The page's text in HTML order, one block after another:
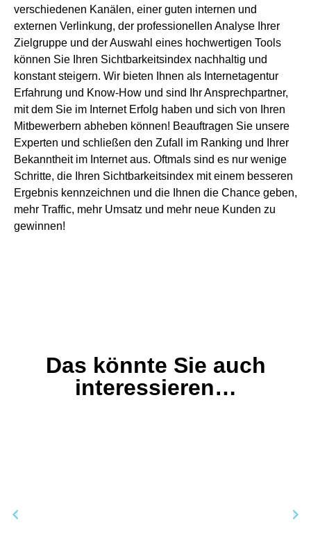
verschiedenen Kanälen, einer guten internen und
externen Verlinkung, der professionellen Analyse Ihrer
Zielgruppe und der Auswahl eines hochwertigen Tools
können Sie Ihren Sichtbarkeitsindex nachhaltig und
konstant steigern. Wir bieten Ihnen als Internetagentur
Erfahrung und Know-How und sind Ihr Ansprechpartner,
mit dem Sie im Internet Erfolg haben und sich von Ihren
Mitbewerbern abheben können! Beauftragen Sie unsere
Experten und schließen den Zufall im Ranking und Ihrer
Bekanntheit im Internet aus. Oftmals sind es nur wenige
Schritte, die Ihren Sichtbarkeitsindex mit einem besseren
Ergebnis kennzeichnen und die Ihnen die Chance geben,
mehr Traffic, mehr Umsatz und mehr neue Kunden zu
gewinnen!
Das könnte Sie auch
interessieren…